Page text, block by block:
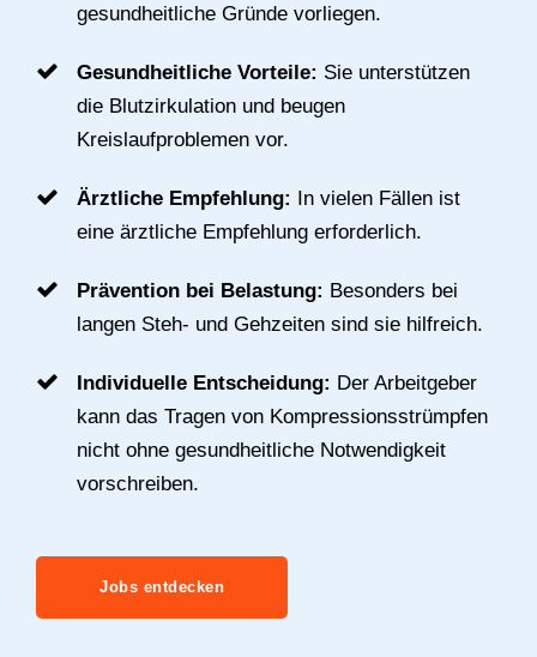
gesundheitliche Gründe vorliegen.
Gesundheitliche Vorteile: Sie unterstützen
die Blutzirkulation und beugen
Kreislaufproblemen vor.
Ärztliche Empfehlung: In vielen Fällen ist
eine ärztliche Empfehlung erforderlich.
Prävention bei Belastung: Besonders bei
langen Steh- und Gehzeiten sind sie hilfreich.
Individuelle Entscheidung: Der Arbeitgeber
kann das Tragen von Kompressionsstrümpfen
nicht ohne gesundheitliche Notwendigkeit
vorschreiben.
Jobs entdecken